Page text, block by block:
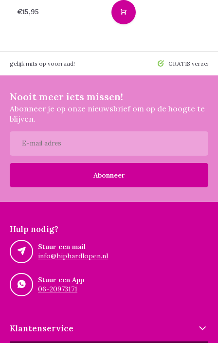
€15,95
mits op voorraad! GRATIS
Nooit meer iets missen!
Abonneer je op onze nieuwsbrief om op de hoogte te
blijven.
Abonneer
Hulp nodig?
Stuur een mail
info@hiphardlopen.nl
Stuur een App
06-20973171
Klantenservice